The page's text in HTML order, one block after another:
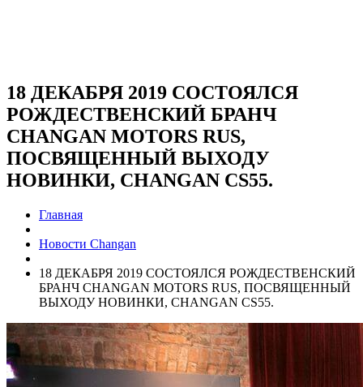
18 ДЕКАБРЯ 2019 СОСТОЯЛСЯ
РОЖДЕСТВЕНСКИЙ БРАНЧ
CHANGAN MOTORS RUS,
ПОСВЯЩЕННЫЙ ВЫХОДУ
НОВИНКИ, CHANGAN CS55.
Главная
Новости Changan
18 ДЕКАБРЯ 2019 СОСТОЯЛСЯ РОЖДЕСТВЕНСКИЙ
БРАНЧ CHANGAN MOTORS RUS, ПОСВЯЩЕННЫЙ
ВЫХОДУ НОВИНКИ, CHANGAN CS55.